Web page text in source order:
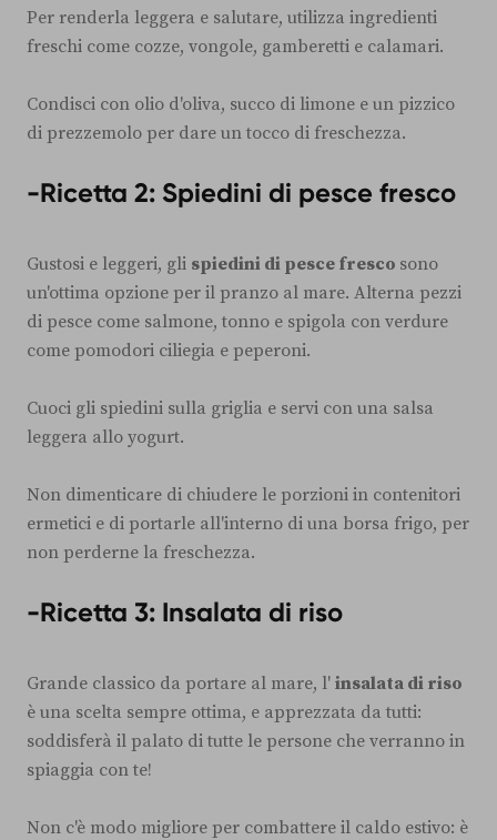
Per renderla leggera e salutare, utilizza ingredienti
freschi come cozze, vongole, gamberetti e calamari.
Condisci con olio d'oliva, succo di limone e un pizzico
di prezzemolo per dare un tocco di freschezza.
-Ricetta 2: Spiedini di pesce fresco
Gustosi e leggeri, gli spiedini di pesce fresco sono
un'ottima opzione per il pranzo al mare. Alterna pezzi
di pesce come salmone, tonno e spigola con verdure
come pomodori ciliegia e peperoni.
Cuoci gli spiedini sulla griglia e servi con una salsa
leggera allo yogurt.
Non dimenticare di chiudere le porzioni in contenitori
ermetici e di portarle all'interno di una borsa frigo, per
non perderne la freschezza.
-Ricetta 3: Insalata di riso
Grande classico da portare al mare, l' insalata di riso
è una scelta sempre ottima, e apprezzata da tutti:
soddisferà il palato di tutte le persone che verranno in
spiaggia con te!
Non c'è modo migliore per combattere il caldo estivo: è